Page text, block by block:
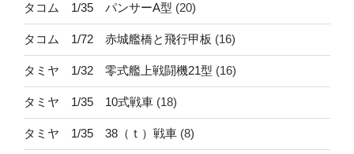
タコム 1/35 パンサーA型 (20)
タコム 1/72 赤城艦橋と飛行甲板 (16)
タミヤ 1/32 零式艦上戦闘機21型 (16)
タミヤ 1/35 10式戦車 (18)
タミヤ 1/35 38（ｔ）戦車 (8)